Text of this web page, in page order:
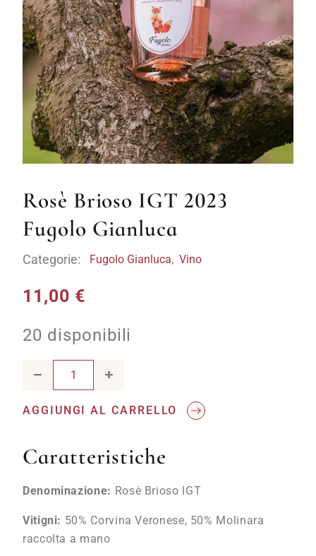
Rosè Brioso IGT 2023
Fugolo Gianluca
Categorie: Fugolo Gianluca, Vino
11,00 €
20 disponibili
Rosè Brioso IGT 2023 Fugolo Gianluca quantity
AGGIUNGI AL CARRELLO
Caratteristiche
Denominazione: Rosè Brioso IGT
Vitigni: 50% Corvina Veronese, 50% Molinara
raccolta a mano